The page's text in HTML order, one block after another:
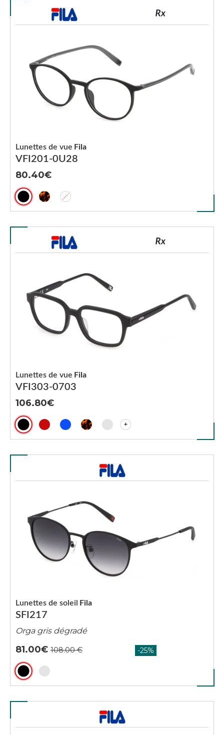
VFI201-0U28
Lunettes de vue Fila
80.40
VFI303-0703
Lunettes de vue Fila
106.80
+
SFI217
Lunettes de soleil Fila
Orga gris dégradé
81.00